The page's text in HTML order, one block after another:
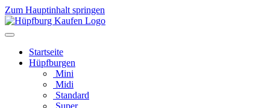
Zum Hauptinhalt springen
Startseite
Hüpfburgen
Mini
Midi
Standard
Super